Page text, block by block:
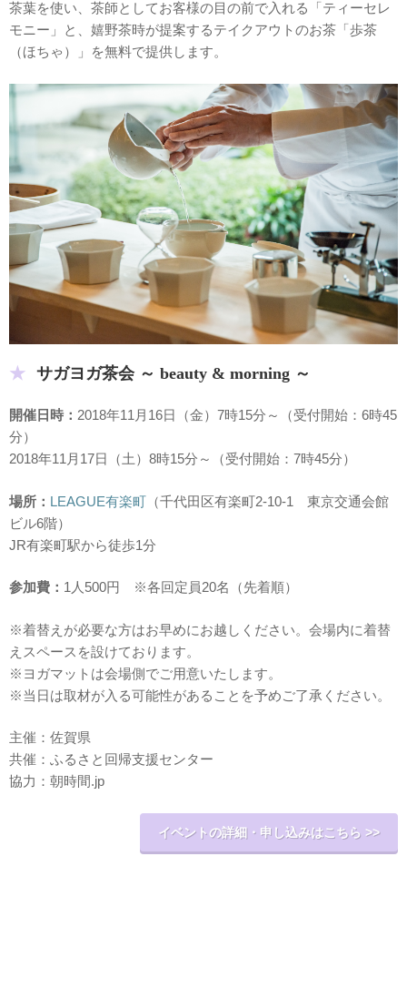
茶葉を使い、茶師としてお客様の目の前で入れる「ティーセレ
モニー」と、嬉野茶時が提案するテイクアウトのお茶「歩茶
（ほちゃ）」を無料で提供します。
サガヨガ茶会 ～ beauty & morning ～
開催日時： 2018年11月16日（金）7時15分～（受付開始：6時45
分）
2018年11月17日（土）8時15分～（受付開始：7時45分）
場所： LEAGUE有楽町 （千代田区有楽町2-10-1 東京交通会館
ビル6階）
JR有楽町駅から徒歩1分
参加費： 1人500円 ※各回定員20名（先着順）
※着替えが必要な方はお早めにお越しください。会場内に着替
えスペースを設けております。
※ヨガマットは会場側でご用意いたします。
※当日は取材が入る可能性があることを予めご了承ください。
主催：佐賀県
共催：ふるさと回帰支援センター
協力：朝時間.jp
イベントの詳細・申し込みはこちら >>